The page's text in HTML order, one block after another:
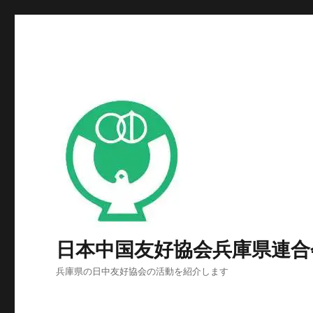
日本中国友好協会兵庫県連
兵庫県の日中友好協会の活動を紹介します